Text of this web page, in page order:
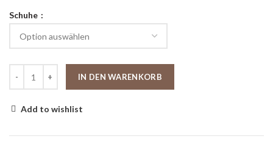
Schuhe
IN DEN WARENKORB
Add to wishlist